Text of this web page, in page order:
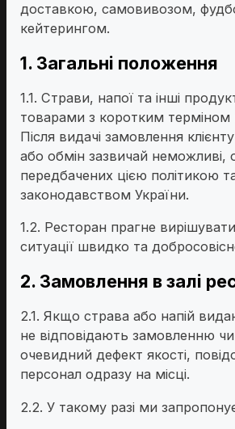
доставкою, самовивозом,
кейтерингом.
1. Загальні положення
1.1. Страви, напої та інші
товарами з коротким терміном
Після видачі замовлення
або обмін зазвичай неможливі,
передбачених цією політикою
законодавством України.
1.2. Ресторан прагне вирішувати
ситуації швидко та
2. Замовлення в залі
2.1. Якщо страва або напій
не відповідають замовленню
очевидний дефект якості,
персонал одразу на місці.
2.2. У такому разі ми